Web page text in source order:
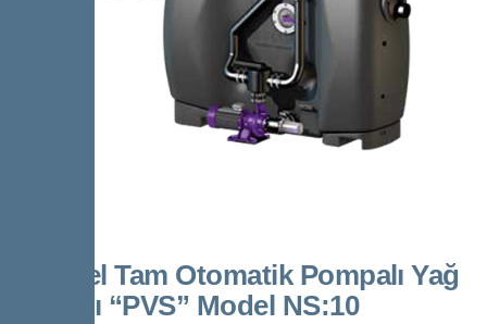
Kessel Tam Otomatik Pompalı Yağ
Ayırıcı “PVS” Model NS:10